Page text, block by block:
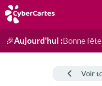
Anniversaire
Fête du jour
Amour
Amitié
Merci
Toutes les cartes
🎉Aujourd'hui :Bonne
Voir